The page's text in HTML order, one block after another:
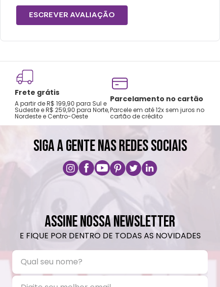
carregue o produto apenas na posição
vertical e não coloque em bolsas ou
mochilas.
neutro.
Não recomendado colocar no freezer.
Não vai á lava-louças, nem ao micro-
ondas.
Não utilizar produtos químicos e abrasivos.
ESCREVER AVALIAÇÃO
Frete grátis
A partir de R$ 199,90 para Sul e
Sudeste e R$ 259,90 para Norte,
Nordeste e Centro-Oeste
Parcelamento no cartão
Parcele em até 12x sem juros no
cartão de crédito
SIGA A GENTE NAS REDES SOCIAIS
ASSINE NOSSA NEWSLETTER
E FIQUE POR DENTRO DE TODAS AS NOVIDADES